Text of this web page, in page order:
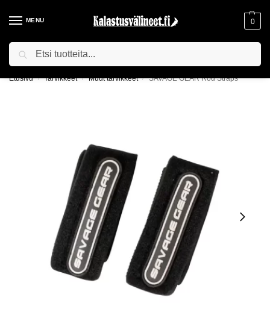
MENU 0
ILMAINEN TOIMITUS YLI 75€ TILAUKSILLE!
Etusivu / Tarvikkeet / Muut tarvikkeet / SAVAGE GEAR Rod Straps